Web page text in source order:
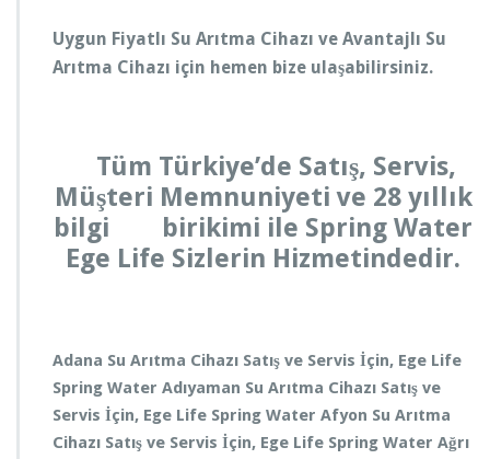
Uygun Fiyatlı Su Arıtma Cihazı ve Avantajlı Su
Arıtma Cihazı için hemen bize ulaşabilirsiniz.
Tüm Türkiye’de Satış, Servis,
Müşteri Memnuniyeti ve 28 yıllık
bilgi birikimi ile Spring Water
Ege Life Sizlerin Hizmetindedir.
Adana Su Arıtma Cihazı Satış ve Servis İçin, Ege Life
Spring Water Adıyaman Su Arıtma Cihazı Satış ve
Servis İçin, Ege Life Spring Water Afyon Su Arıtma
Cihazı Satış ve Servis İçin, Ege Life Spring Water Ağrı